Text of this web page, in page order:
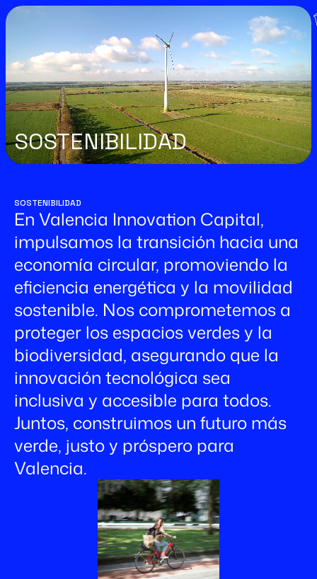
SOSTENIBILIDAD
SOSTENIBILIDAD
En Valencia Innovation Capital,
impulsamos la transición hacia una
economía circular, promoviendo la
eficiencia energética y la movilidad
sostenible. Nos comprometemos a
proteger los espacios verdes y la
biodiversidad, asegurando que la
innovación tecnológica sea
inclusiva y accesible para todos.
Juntos, construimos un futuro más
verde, justo y próspero para
Valencia.